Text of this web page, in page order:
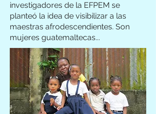
investigadores de la EFPEM se
planteó la idea de visibilizar a las
maestras afrodescendientes. Son
mujeres guatemaltecas...